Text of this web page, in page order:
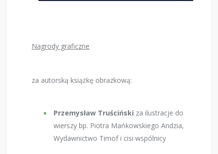
Nagrody graficzne
za autorską książkę obrazkową:
Przemysław Truściński za ilustracje do
wierszy bp. Piotra Mańkowskiego Andzia,
Wydawnictwo Timof i cisi wspólnicy